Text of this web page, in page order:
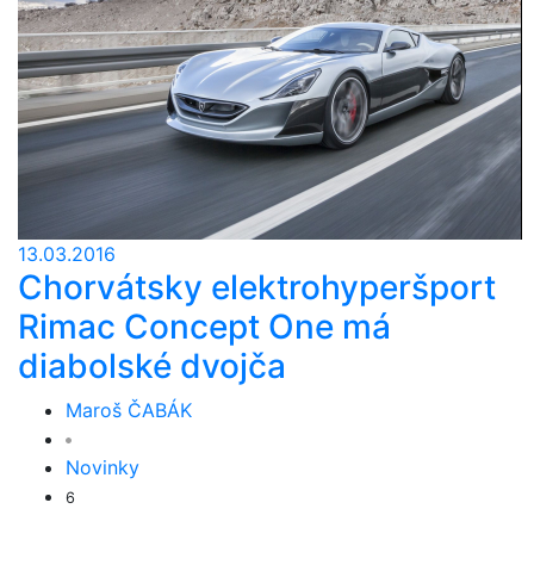
13.03.2016
Chorvátsky elektrohyperšport
Rimac Concept One má
diabolské dvojča
Maroš ČABÁK
Novinky
6